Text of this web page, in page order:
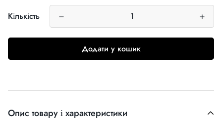
Кількість
Додати у кошик
Опис товару і характеристики